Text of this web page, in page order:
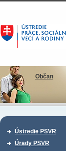
Občan
Ústredie PSVR
Úrady PSVR